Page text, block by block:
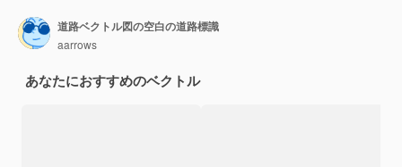
道路ベクトル図の空白の道路標識
aarrows
あなたにおすすめのベクトル